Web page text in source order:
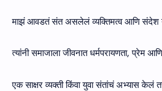
माझं आवडतं संत असलेलं व्यक्तिमत्व आणि संदेश
त्यांनी समाजाला जीवनात धर्मपरायणता, प्रेम
एक साक्षर व्यक्ती किंवा युवा संतांचं अभ्यास केलं